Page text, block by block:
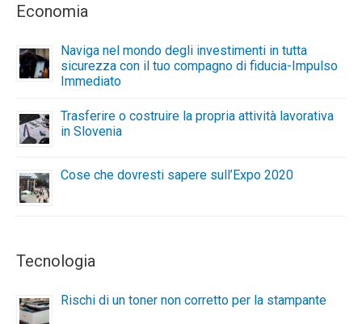
Economia
Naviga nel mondo degli investimenti in tutta
sicurezza con il tuo compagno di fiducia-Impulso
Immediato
Trasferire o costruire la propria attività lavorativa
in Slovenia
Cose che dovresti sapere sull’Expo 2020
Tecnologia
Rischi di un toner non corretto per la stampante